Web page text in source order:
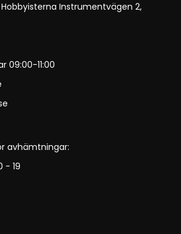
Hobbyisterna Instrumentvägen 2,
09:00-11:00
avhämtningar:
- 19